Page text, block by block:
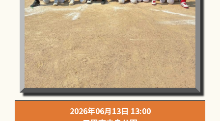
2026年06月13日 13:00